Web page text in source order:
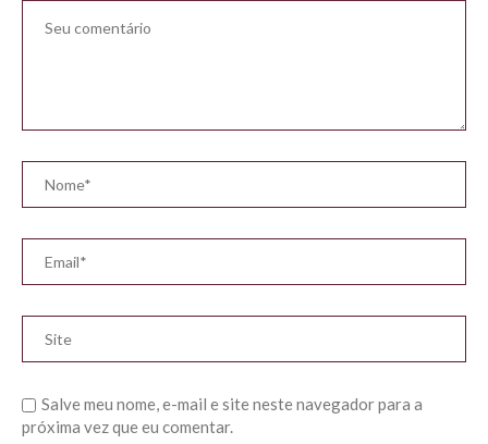
Salve meu nome, e-mail e site neste navegador para a
próxima vez que eu comentar.